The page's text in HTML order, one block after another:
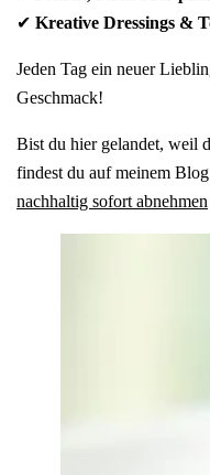
✔ Kreative Dressings &
Jeden Tag ein neuer
Geschmack!
Bist du hier gelandet, weil
findest du auf meinem
nachhaltig sofort abnehmen